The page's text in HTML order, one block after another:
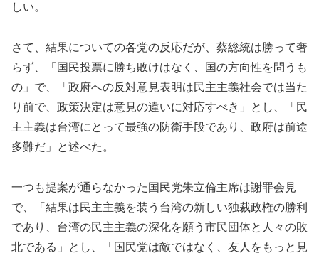
しい。
さて、結果についての各党の反応だが、蔡総統は勝って奢
らず、「国民投票に勝ち敗けはなく、国の方向性を問うも
の」で、「政府への反対意見表明は民主主義社会では当た
り前で、政策決定は意見の違いに対応すべき」とし、「民
主主義は台湾にとって最強の防衛手段であり、政府は前途
多難だ」と述べた。
一つも提案が通らなかった国民党朱立倫主席は謝罪会見
で、「結果は民主主義を装う台湾の新しい独裁政権の勝利
であり、台湾の民主主義の深化を願う市民団体と人々の敗
北である」とし、「国民党は敵ではなく、友人をもっと見